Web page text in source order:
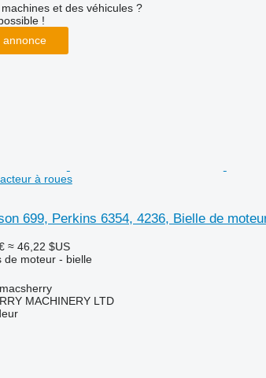
et des véhicules ?
!
annonce
à roues
699, Perkins 6354, 4236, Bielle de
≈ 46,22 $US
de moteur - bielle
MACHINERY LTD